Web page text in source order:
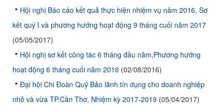
Hội nghị Báo cáo kết quả thực hiện nhiệm vụ năm 2016, Sơ
kết quý I và phương hướng hoạt động 9 tháng cuối năm 2017
(05/05/2017)
Hội nghị sơ kết công tác 6 tháng đầu năm,Phương hướng
hoạt động 6 tháng cuối năm 2016 (02/08/2016)
Đại hội Chi Đoàn Quỹ Bảo lãnh tín dụng cho doanh nghiệp
nhỏ và vừa TP.Cần Thơ, Nhiệm kỳ 2017-2019 (05/04/2017)